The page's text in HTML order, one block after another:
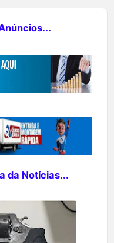
da Notícias...